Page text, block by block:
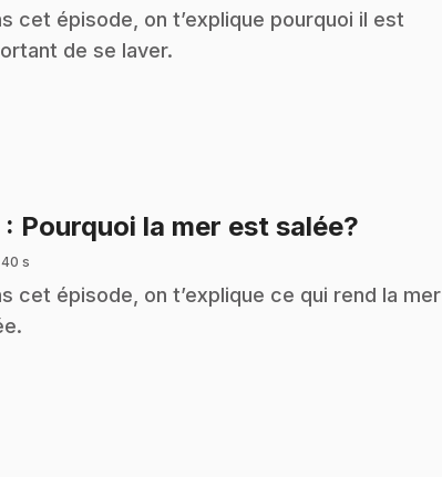
cet épisode, on t’explique pourquoi il est
de se laver.
: Pourquoi la mer est salée?
40 s
cet épisode, on t’explique ce qui rend la mer